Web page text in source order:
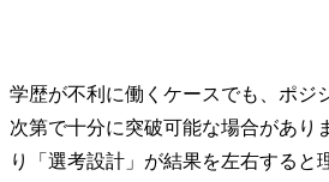
学歴が不利に働くケースでも、ポジ
次第で十分に突破可能な場合があり
り「選考設計」が結果を左右すると